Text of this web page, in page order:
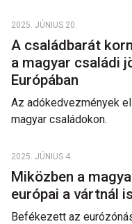
2025. JÚNIUS 20.
A családbarát
a magyar családi
Európában
Az adókedvezmények
magyar családokon.
2025. JÚNIUS 4.
Miközben a
európai a vártnál
Befékezett az